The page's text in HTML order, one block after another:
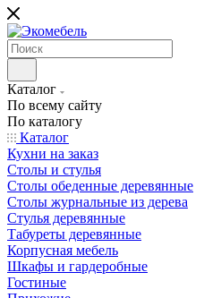
Каталог
По всему сайту
По каталогу
Каталог
Кухни на заказ
Столы и стулья
Столы обеденные деревянные
Столы журнальные из дерева
Стулья деревянные
Табуреты деревянные
Корпусная мебель
Шкафы и гардеробные
Гостиные